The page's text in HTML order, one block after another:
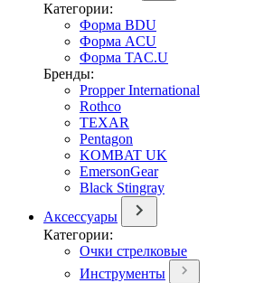
Категории:
Форма BDU
Форма ACU
Форма TAC.U
Бренды:
Propper International
Rothco
TEXAR
Pentagon
KOMBAT UK
EmersonGear
Black Stingray
Аксессуары
Категории:
Очки стрелковые
Инструменты